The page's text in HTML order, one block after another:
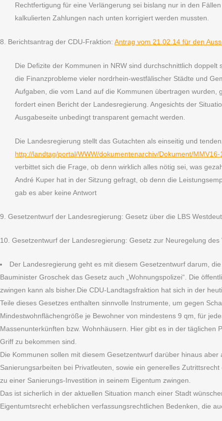
Rechtfertigung für eine Verlängerung sei bislang nur in den
kalkulierten Zahlungen nach unten korrigiert werden mussten.
8. Berichtsantrag der CDU-Fraktion: Antrag vom 21.02.14 für den
Die Defizite der Kommunen in NRW sind durchschnittlich
die Finanzprobleme vieler nordrhein-westfälischer Städte und
Aufgaben, die vom Land auf die Kommunen übertragen
fordert einen Bericht der Landesregierung. Angesichts der
Ausgabeseite unbedingt transparent gemacht werden.
Die Landesregierung stellt das Gutachten als einseitig und
http://landtag/portal/WWW/dokumentenarchiv/Dokument/
verbittet sich die Frage, ob denn wirklich alles nötig sei, was
André Kuper hat in der Sitzung gefragt, ob denn die
gab es aber keine Antwort
9. Gesetzentwurf der Landesregierung: Gesetz über die LBS
10. Gesetzentwurf der Landesregierung: Gesetz zur Neuregelung
Der Landesregierung geht es mit diesem Gesetzentwurf darum,
Bauminister Groschek das Gesetz auch „Wohnungspolizei“. Die
zwingen kann als bisher.Die CDU-Landtagsfraktion hat sich in der
Teile dieses Gesetzes enthalten sinnvolle Instrumente, um gegen
Mindestwohnflächengröße je Bewohner von mindestens 9 qm, für
Massenunterkünften bzw. Wohnhäusern. Hier gibt es in der
Griff zu bekommen sind.
Die Kommunen sollen mit diesem Gesetzentwurf darüber hinaus
Sanierungsarbeiten bei Privatleuten, sowie ein generelles
zu einer Sanierungs-Investition in seinem Eigentum zwingen.
Das ist sicherlich in der aktuellen Situation manch einer Stadt
Eigentumtsrecht erheblichen verfassungsrechtlichen Bedenken, die